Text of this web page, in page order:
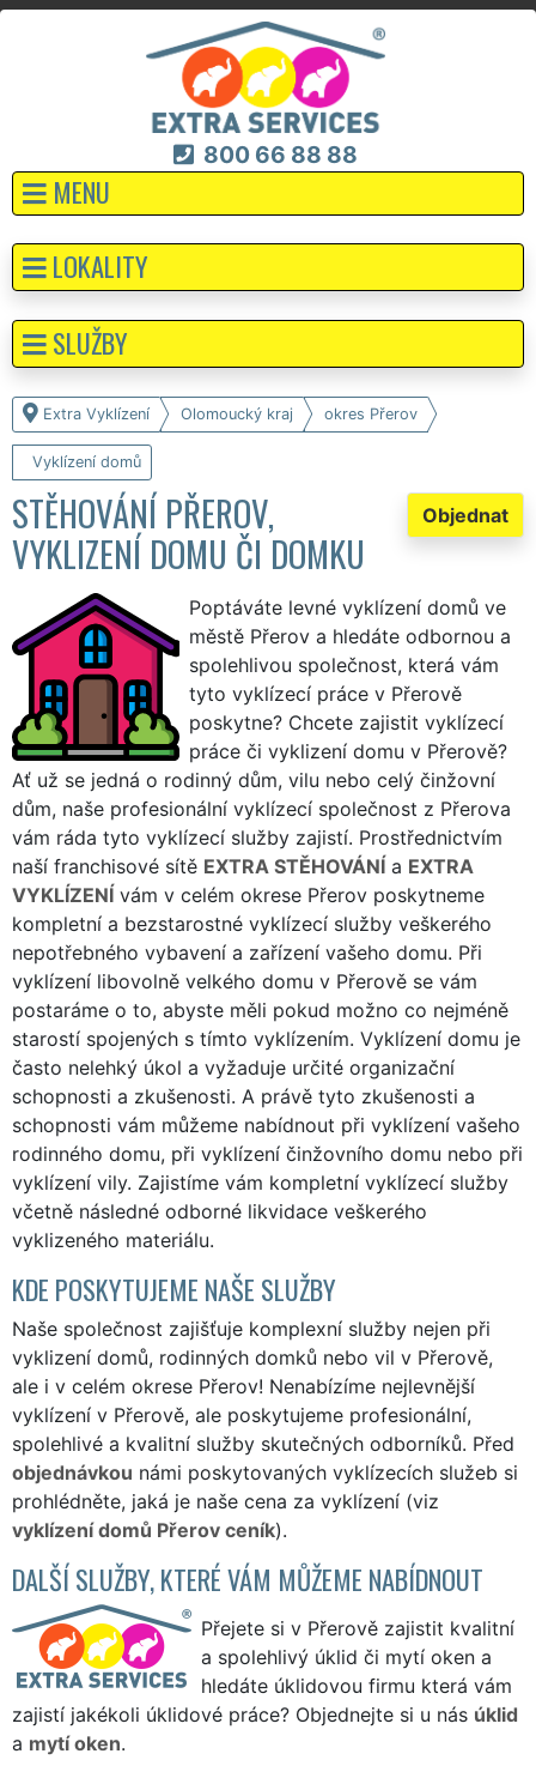
800 66 88 88
MENU
Extra Vyklízení Olomoucký kraj okres Přerov
Vyklízení domů
Objednat
STĚHOVÁNÍ PŘEROV,
VYKLIZENÍ DOMU ČI DOMKU
Poptáváte levné vyklízení domů ve
městě Přerov a hledáte odbornou a
spolehlivou společnost, která vám
tyto vyklízecí práce v Přerově
poskytne? Chcete zajistit vyklízecí
práce či vyklizení domu v Přerově?
Ať už se jedná o rodinný dům, vilu nebo celý činžovní
dům, naše profesionální vyklízecí společnost z Přerova
vám ráda tyto vyklízecí služby zajistí. Prostřednictvím
naší franchisové sítě EXTRA STĚHOVÁNÍ a EXTRA
VYKLÍZENÍ vám v celém okrese Přerov poskytneme
kompletní a bezstarostné vyklízecí služby veškerého
nepotřebného vybavení a zařízení vašeho domu. Při
vyklízení libovolně velkého domu v Přerově se vám
postaráme o to, abyste měli pokud možno co nejméně
starostí spojených s tímto vyklízením. Vyklízení domu je
často nelehký úkol a vyžaduje určité organizační
schopnosti a zkušenosti. A právě tyto zkušenosti a
schopnosti vám můžeme nabídnout při vyklízení vašeho
rodinného domu, při vyklízení činžovního domu nebo při
vyklízení vily. Zajistíme vám kompletní vyklízecí služby
včetně následné odborné likvidace veškerého
vyklizeného materiálu.
KDE POSKYTUJEME NAŠE SLUŽBY
Naše společnost zajišťuje komplexní služby nejen při
vyklizení domů, rodinných domků nebo vil v Přerově,
ale i v celém okrese Přerov! Nenabízíme nejlevnější
vyklízení v Přerově, ale poskytujeme profesionální,
spolehlivé a kvalitní služby skutečných odborníků. Před
objednávkou námi poskytovaných vyklízecích služeb si
prohlédněte, jaká je naše cena za vyklízení (viz
vyklízení domů Přerov ceník).
DALŠÍ SLUŽBY, KTERÉ VÁM MŮŽEME NABÍDNOUT
Přejete si v Přerově zajistit kvalitní
a spolehlivý úklid či mytí oken a
hledáte úklidovou firmu která vám
zajistí jakékoli úklidové práce? Objednejte si u nás úklid
a mytí oken.
LOKALITY
SLUŽBY